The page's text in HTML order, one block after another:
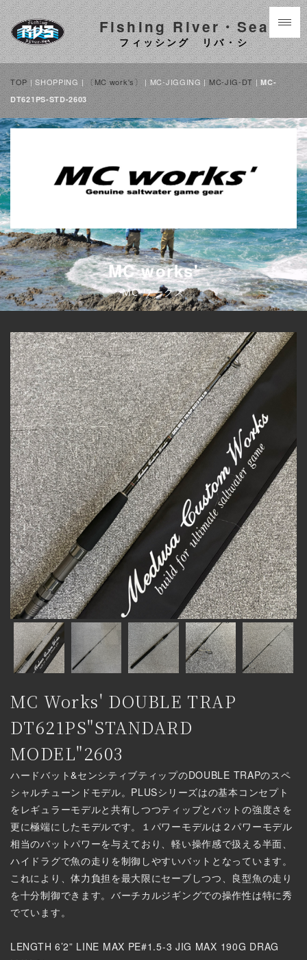
Fishing River・Sea
フィッシング リバ・シ
TOP | SHOPPING |〔MC work's〕| MC-JIGGING |MC-JIG-DT|MC-
DT621PS-STD-2603
MC works'
MC ワークス
MC Works' DOUBLE TRAP
DT621PS"STANDARD
MODEL"2603
ハードバット&センシティブティップのDOUBLE TRAPのスペ
シャルチューンドモデル。PLUSシリーズはの基本コンセプト
をレギュラーモデルと共有しつつティップとバットの強度さを
更に極端にしたモデルです。１パワーモデルは２パワーモデル
相当のバットパワーを与えており、軽い操作感で扱える半面、
ハイドラグで魚の走りを制御しやすいバットとなっています。
これにより、体力負担を最大限にセーブしつつ、良型魚の走り
を十分制御できます。バーチカルジギングでの操作性は特に秀
でています。
LENGTH 6’2” LINE MAX PE#1.5-3 JIG MAX 190G DRAG